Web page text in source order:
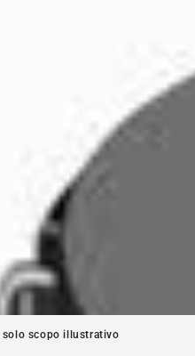
solo scopo illustrativo